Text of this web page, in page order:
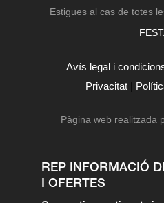
Estigues al cas de totes
Avís legal i
Privacitat |
Pàgina web realitzada
REP INFORMACIÓ
I OFERTES